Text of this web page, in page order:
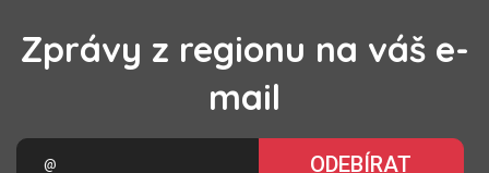
Zprávy z regionu na váš e-
mail
ODEBÍRAT